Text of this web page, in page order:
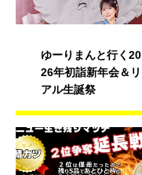
ゆーりまんと行く20
26年初詣新年会＆リ
アル生誕祭